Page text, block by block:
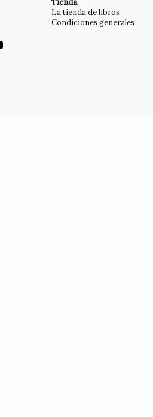
La tienda de libros
Condiciones generales